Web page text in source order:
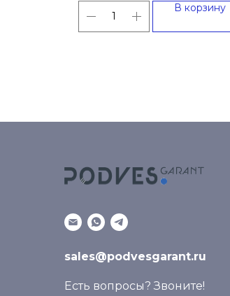
В корзину
sales@podvesgarant.ru
Есть вопросы? Звоните!